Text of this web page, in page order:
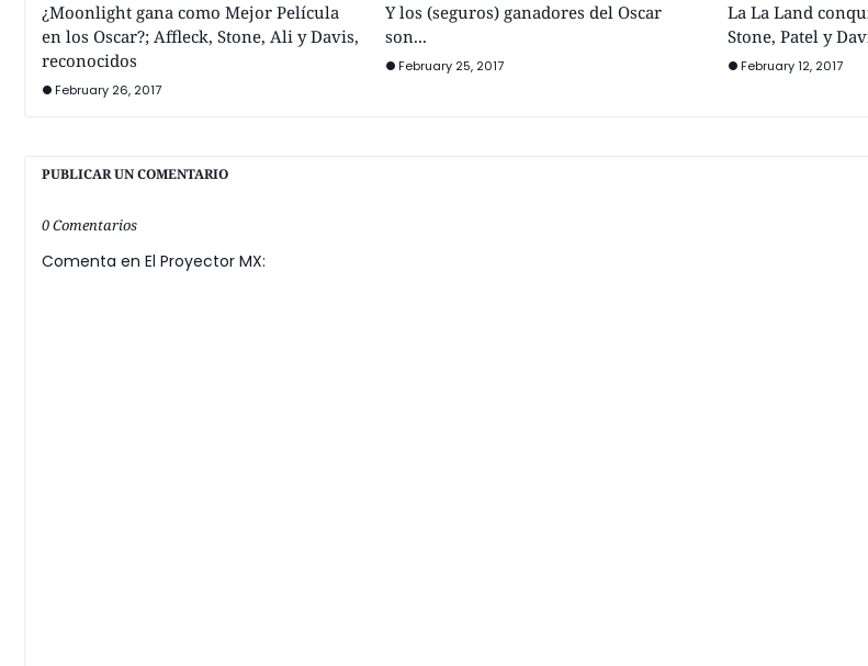
¿Moonlight gana como Mejor Película
en los Oscar?; Affleck, Stone, Ali y Davis,
reconocidos
February 26, 2017
Y los (seguros) ganadores del Oscar
son...
February 25, 2017
La La Land
Stone, Patel y
February 12, 2017
PUBLICAR UN COMENTARIO
0 Comentarios
Comenta en El Proyector MX: